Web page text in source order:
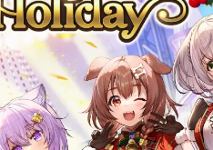
ー
願い
ン
イン